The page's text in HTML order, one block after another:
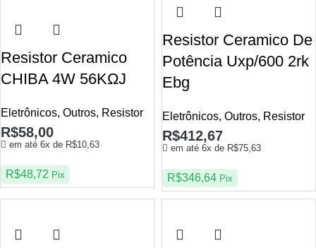
Resistor Ceramico
CHIBA 4W 56KΩJ
Eletrônicos, Outros, Resistor
R$58,00
em até 6x de R$10,63
R$48,72 Pix
Resistor Ceramico De
Potência Uxp/600 2rk
Ebg
Eletrônicos, Outros, Resistor
R$412,67
em até 6x de R$75,63
R$346,64 Pix